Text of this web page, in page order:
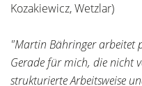
Kozakiewicz, Wetzlar)
"Martin Bähringer arbeitet
Gerade für mich, die nicht
strukturierte Arbeitsweise